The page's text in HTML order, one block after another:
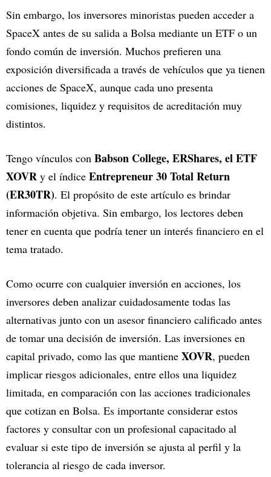
Sin embargo, los inversores minoristas pueden acceder a
SpaceX antes de su salida a Bolsa mediante un ETF o un
fondo común de inversión. Muchos prefieren una
exposición diversificada a través de vehículos que ya tienen
acciones de SpaceX, aunque cada uno presenta
comisiones, liquidez y requisitos de acreditación muy
distintos.
Tengo vínculos con Babson College, ERShares, el ETF
XOVR y el índice Entrepreneur 30 Total Return
(ER30TR). El propósito de este artículo es brindar
información objetiva. Sin embargo, los lectores deben
tener en cuenta que podría tener un interés financiero en el
tema tratado.
Como ocurre con cualquier inversión en acciones, los
inversores deben analizar cuidadosamente todas las
alternativas junto con un asesor financiero calificado antes
de tomar una decisión de inversión. Las inversiones en
capital privado, como las que mantiene XOVR, pueden
implicar riesgos adicionales, entre ellos una liquidez
limitada, en comparación con las acciones tradicionales
que cotizan en Bolsa. Es importante considerar estos
factores y consultar con un profesional capacitado al
evaluar si este tipo de inversión se ajusta al perfil y la
tolerancia al riesgo de cada inversor.